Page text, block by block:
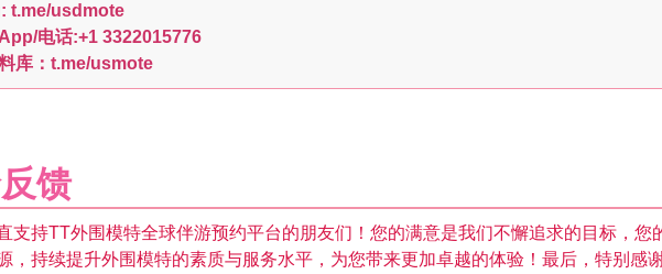
t.me/usdmote
电话:+1 3322015776
库：t.me/usmote
馈
支持TT外围模特全球伴游预约平台的朋友们！您的满意是我们不懈追求的目标，
，持续提升外围模特的素质与服务水平，为您带来更加卓越的体验！最后，特别感